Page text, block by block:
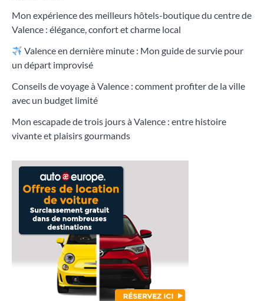
Mon expérience des meilleurs hôtels-boutique du centre de
Valence : élégance, confort et charme local
Valence en dernière minute : Mon guide de survie pour
un départ improvisé
Conseils de voyage à Valence : comment profiter de la ville
avec un budget limité
Mon escapade de trois jours à Valence : entre histoire
vivante et plaisirs gourmands